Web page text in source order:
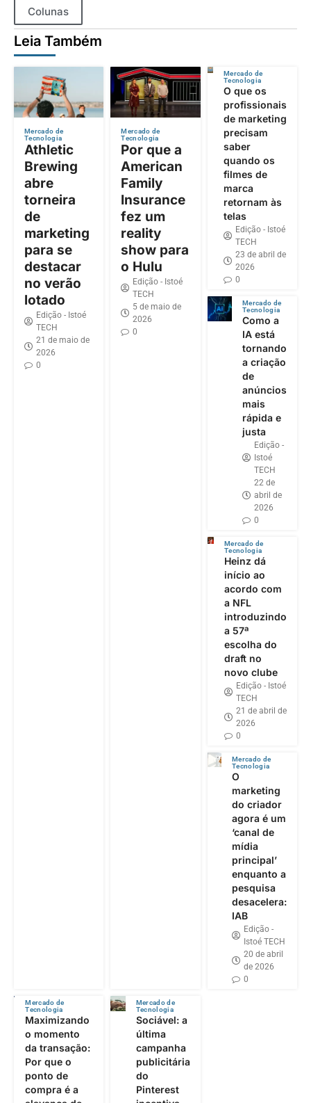
Colunas
Leia Também
Mercado de
Tecnologia
Athletic
Brewing
abre
torneira
de
marketing
para se
destacar
no verão
lotado
Edição - Istoé
TECH
21 de maio de
2026
0
Mercado de
Tecnologia
Por que a
American
Family
Insurance
fez um
reality
show para
o Hulu
Edição - Istoé
TECH
5 de maio de
2026
0
Mercado de
Tecnologia
O que os
profissionais
de marketing
precisam
saber
quando os
filmes de
marca
retornam às
telas
Edição - Istoé
TECH
23 de abril de
2026
0
Mercado de
Tecnologia
Como a
IA está
tornando
a criação
de
anúncios
mais
rápida e
justa
Edição -
Istoé
TECH
22 de
abril de
2026
0
Mercado de
Tecnologia
Heinz dá
início ao
acordo com
a NFL
introduzindo
a 57ª
escolha do
draft no
novo clube
Edição - Istoé
TECH
21 de abril de
2026
0
Mercado de
Tecnologia
O
marketing
do criador
agora é um
‘canal de
mídia
principal’
enquanto a
pesquisa
desacelera:
IAB
Edição -
Istoé TECH
20 de abril
de 2026
0
Mercado de
Tecnologia
Maximizando
o momento
da transação:
Por que o
ponto de
compra é a
Mercado de
Tecnologia
Sociável: a
última
campanha
publicitária
do
Pinterest